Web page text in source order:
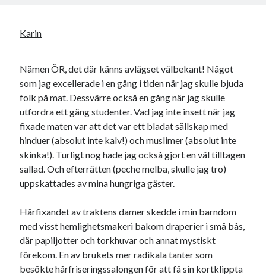
Karin
Nämen ÖR, det där känns avlägset välbekant! Något
som jag excellerade i en gång i tiden när jag skulle bjuda
folk på mat. Dessvärre också en gång när jag skulle
utfordra ett gäng studenter. Vad jag inte insett när jag
fixade maten var att det var ett bladat sällskap med
hinduer (absolut inte kalv!) och muslimer (absolut inte
skinka!). Turligt nog hade jag också gjort en väl tilltagen
sallad. Och efterrätten (peche melba, skulle jag tro)
uppskattades av mina hungriga gäster.
Hårfixandet av traktens damer skedde i min barndom
med visst hemlighetsmakeri bakom draperier i små bås,
där papiljotter och torkhuvar och annat mystiskt
förekom. En av brukets mer radikala tanter som
besökte hårfriseringssalongen för att få sin kortklippta